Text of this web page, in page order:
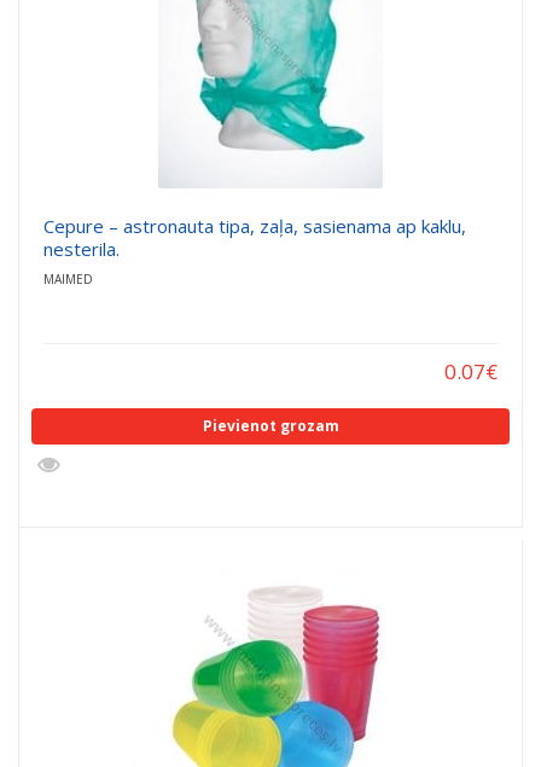
Cepure – astronauta tipa, zaļa, sasienama ap kaklu,
nesterila.
MAIMED
0.07€
Pievienot grozam